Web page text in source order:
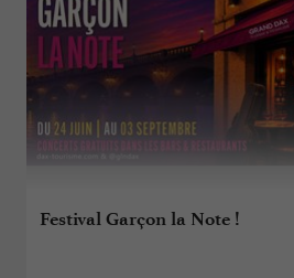
Festival Garçon la Note !